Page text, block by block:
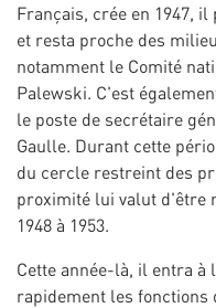
Français, crée en 1947,
et resta proche des
notamment le Comité
Palewski. C'est
le poste de secrétaire
Gaulle. Durant cette
du cercle restreint des
proximité lui valut d'être
1948 à 1953.
Cette année-là, il entra à
rapidement les